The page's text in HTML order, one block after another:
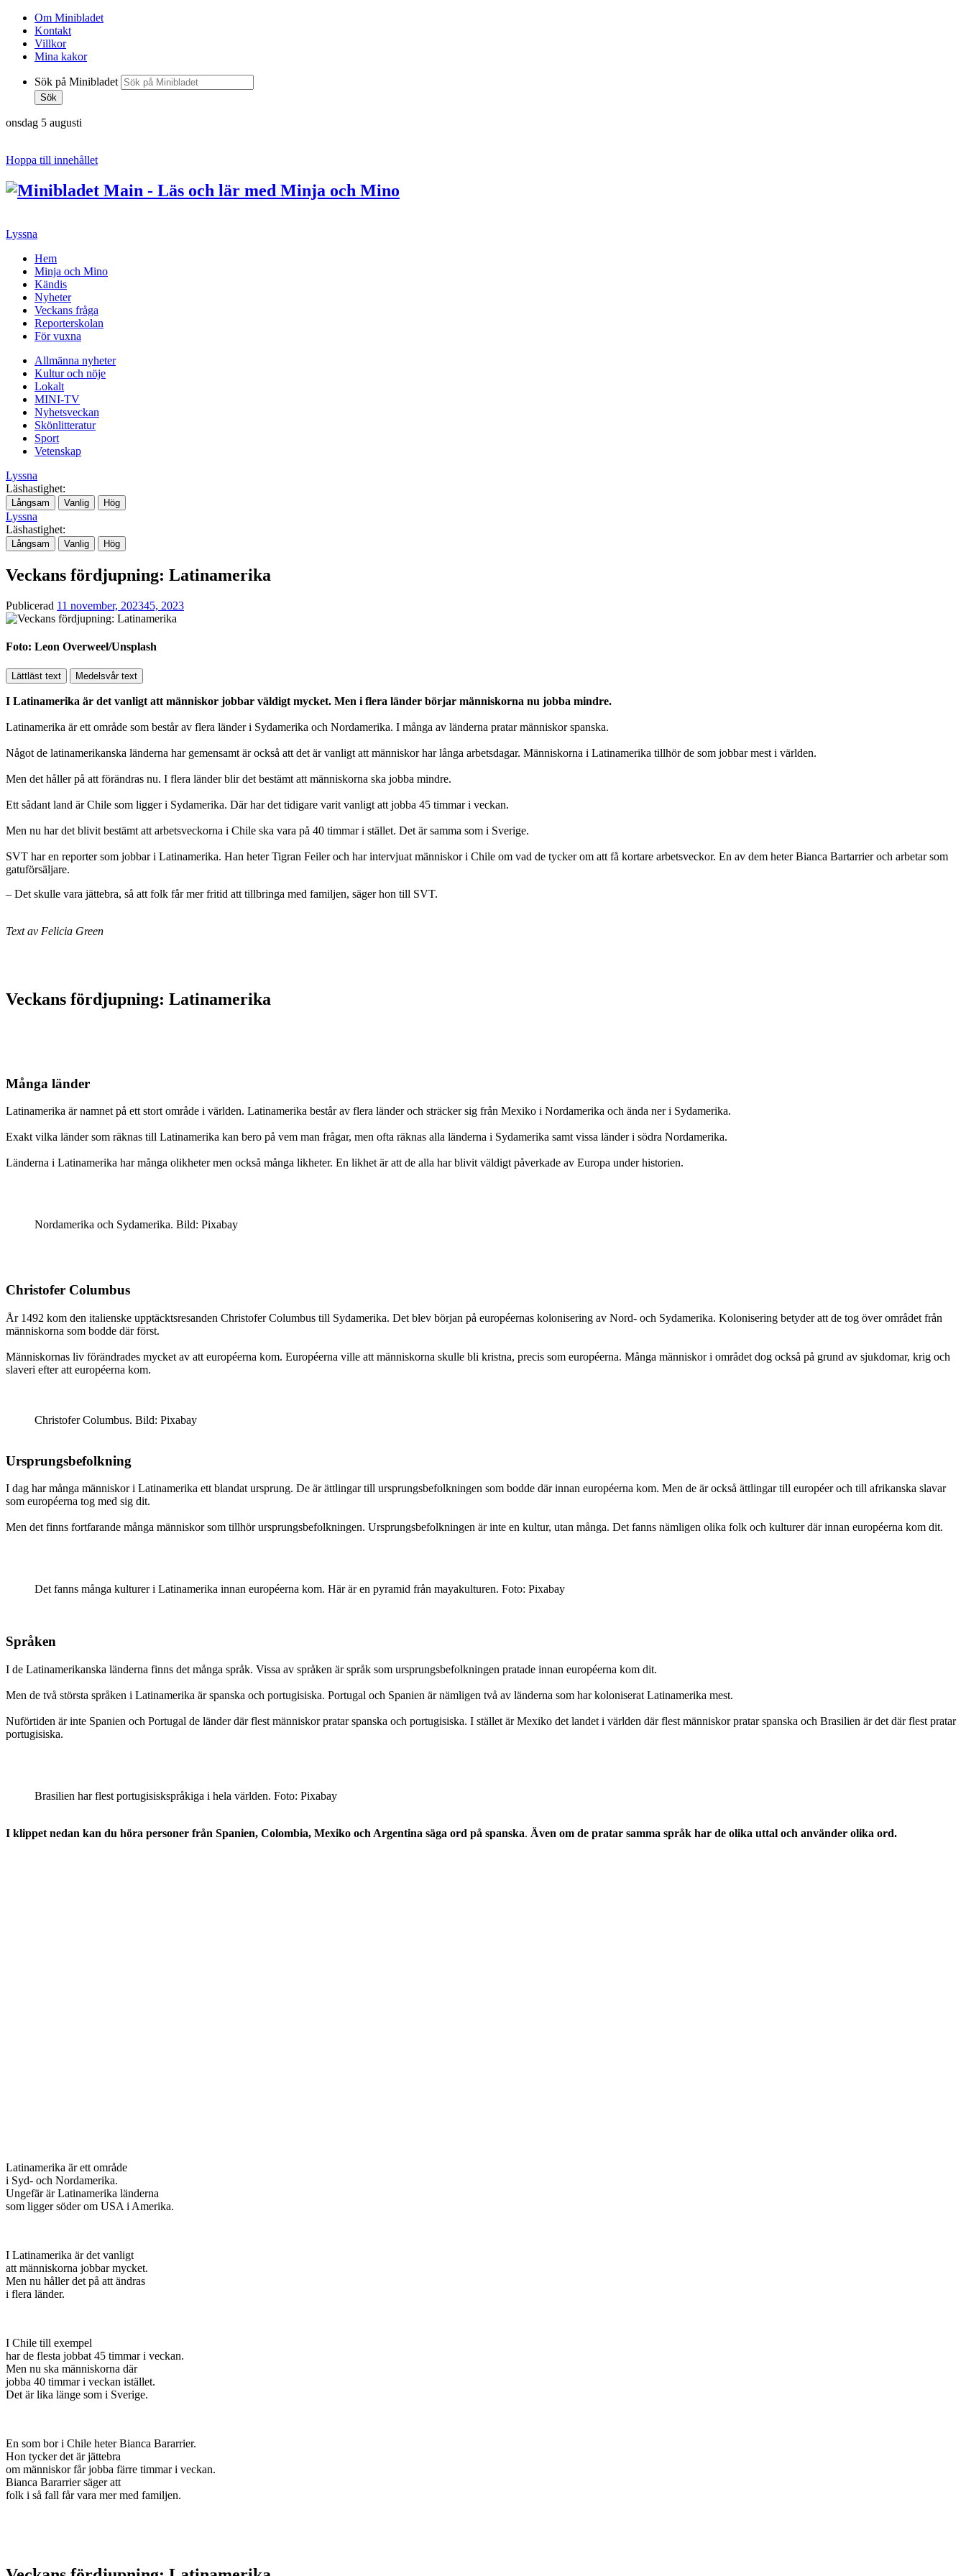
Om Minibladet
Kontakt
Villkor
Mina kakor
Sök på Minibladet
Sök
onsdag 5 augusti
Hoppa till innehållet
Lyssna
Hem
Minja och Mino
Kändis
Nyheter
Veckans fråga
Reporterskolan
För vuxna
Allmänna nyheter
Kultur och nöje
Lokalt
MINI-TV
Nyhetsveckan
Skönlitteratur
Sport
Vetenskap
Lyssna
Läshastighet:
Långsam Vanlig Hög
Lyssna
Läshastighet:
Långsam Vanlig Hög
Veckans fördjupning: Latinamerika
Publicerad 11 november, 202345, 2023
Foto: Leon Overweel/Unsplash
Lättläst text Medelsvår text
I Latinamerika är det vanligt att människor jobbar väldigt mycket. Men i flera länder börjar människorna nu jobba mindre.
Latinamerika är ett område som består av flera länder i Sydamerika och Nordamerika. I många av länderna pratar människor spanska.
Något de latinamerikanska länderna har gemensamt är också att det är vanligt att människor har långa arbetsdagar. Människorna i Latinamerika tillhör de som jobbar mest i världen.
Men det håller på att förändras nu. I flera länder blir det bestämt att människorna ska jobba mindre.
Ett sådant land är Chile som ligger i Sydamerika. Där har det tidigare varit vanligt att jobba 45 timmar i veckan.
Men nu har det blivit bestämt att arbetsveckorna i Chile ska vara på 40 timmar i stället. Det är samma som i Sverige.
SVT har en reporter som jobbar i Latinamerika. Han heter Tigran Feiler och har intervjuat människor i Chile om vad de tycker om att få kortare arbetsveckor. En av dem heter Bianca Bartarrier och arbetar som
gatuförsäljare.
– Det skulle vara jättebra, så att folk får mer fritid att tillbringa med familjen, säger hon till SVT.
Text av Felicia Green
Veckans fördjupning: Latinamerika
Många länder
Latinamerika är namnet på ett stort område i världen. Latinamerika består av flera länder och sträcker sig från Mexiko i Nordamerika och ända ner i Sydamerika.
Exakt vilka länder som räknas till Latinamerika kan bero på vem man frågar, men ofta räknas alla länderna i Sydamerika samt vissa länder i södra Nordamerika.
Länderna i Latinamerika har många olikheter men också många likheter. En likhet är att de alla har blivit väldigt påverkade av Europa under historien.
Nordamerika och Sydamerika. Bild: Pixabay
Christofer Columbus
År 1492 kom den italienske upptäcktsresanden Christofer Columbus till Sydamerika. Det blev början på européernas kolonisering av Nord- och Sydamerika. Kolonisering betyder att de tog över området från
människorna som bodde där först.
Människornas liv förändrades mycket av att européerna kom. Européerna ville att människorna skulle bli kristna, precis som européerna. Många människor i området dog också på grund av sjukdomar, krig och
slaveri efter att européerna kom.
Christofer Columbus. Bild: Pixabay
Ursprungsbefolkning
I dag har många människor i Latinamerika ett blandat ursprung. De är ättlingar till ursprungsbefolkningen som bodde där innan européerna kom. Men de är också ättlingar till européer och till afrikanska slavar
som européerna tog med sig dit.
Men det finns fortfarande många människor som tillhör ursprungsbefolkningen. Ursprungsbefolkningen är inte en kultur, utan många. Det fanns nämligen olika folk och kulturer där innan européerna kom dit.
Det fanns många kulturer i Latinamerika innan européerna kom. Här är en pyramid från mayakulturen. Foto: Pixabay
Språken
I de Latinamerikanska länderna finns det många språk. Vissa av språken är språk som ursprungsbefolkningen pratade innan européerna kom dit.
Men de två största språken i Latinamerika är spanska och portugisiska. Portugal och Spanien är nämligen två av länderna som har koloniserat Latinamerika mest.
Nuförtiden är inte Spanien och Portugal de länder där flest människor pratar spanska och portugisiska. I stället är Mexiko det landet i världen där flest människor pratar spanska och Brasilien är det där flest pratar
portugisiska.
Brasilien har flest portugisiskspråkiga i hela världen. Foto: Pixabay
I klippet nedan kan du höra personer från Spanien, Colombia, Mexiko och Argentina säga ord på spanska. Även om de pratar samma språk har de olika uttal och använder olika ord.
Latinamerika är ett område
i Syd- och Nordamerika.
Ungefär är Latinamerika länderna
som ligger söder om USA i Amerika.
I Latinamerika är det vanligt
att människorna jobbar mycket.
Men nu håller det på att ändras
i flera länder.
I Chile till exempel
har de flesta jobbat 45 timmar i veckan.
Men nu ska människorna där
jobba 40 timmar i veckan istället.
Det är lika länge som i Sverige.
En som bor i Chile heter Bianca Bararrier.
Hon tycker det är jättebra
om människor får jobba färre timmar i veckan.
Bianca Bararrier säger att
folk i så fall får vara mer med familjen.